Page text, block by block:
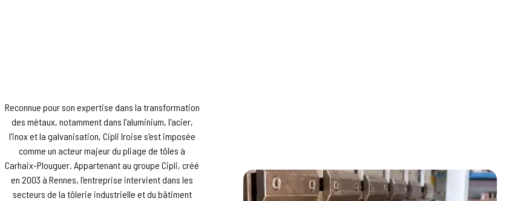
Reconnue pour son expertise dans la transformation
des métaux, notamment dans l'aluminium, l'acier,
l'inox et la galvanisation, Cipli Iroise s'est imposée
comme un acteur majeur du pliage de tôles à
Carhaix-Plouguer. Appartenant au groupe Cipli, créé
en 2003 à Rennes, l'entreprise intervient dans les
secteurs de la tôlerie industrielle et du bâtiment